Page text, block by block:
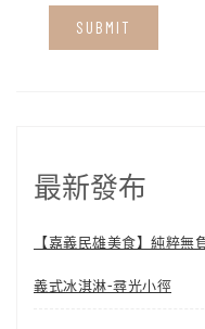
最新發布
【嘉義民雄美食】純粹
義式冰淇淋-尋光小徑